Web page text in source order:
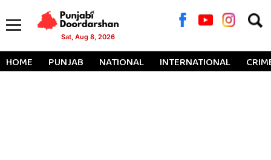
Sat, Aug 8, 2026
for:
HOME PUNJAB NATIONAL INTERNATIONAL